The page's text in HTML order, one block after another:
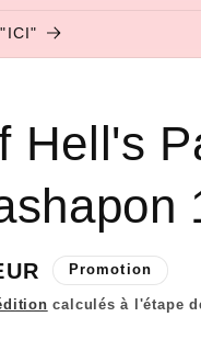
i
n
Hell's
Promotion
calculés à l'étape